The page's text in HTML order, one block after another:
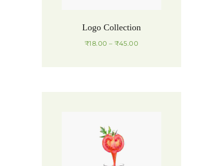
Logo Collection
₹18.00 – ₹45.00